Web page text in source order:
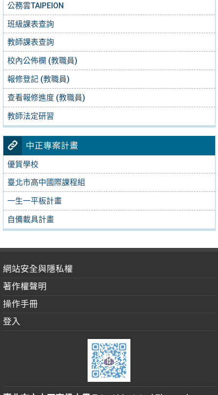
公務雲TAIPEION
班級課表查詢
教師課表查詢
校內公佈欄 (教職員)
報修登記 (教職員)
查看報修進度 (教職員)
教師法定研習
中正專案計畫
優質學校
臺北市高中國際課程組
一生一平板計畫
自備載具計畫
網站安全與隱私權
著作權聲明
操作手冊
登入